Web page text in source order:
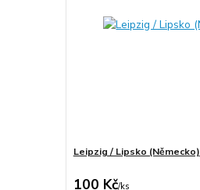
Leipzig / Lipsko (Německo)
100 Kč/ks